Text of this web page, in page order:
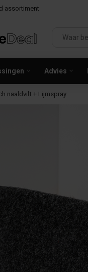
assortiment
Advies
naaldvilt + Lijmspray